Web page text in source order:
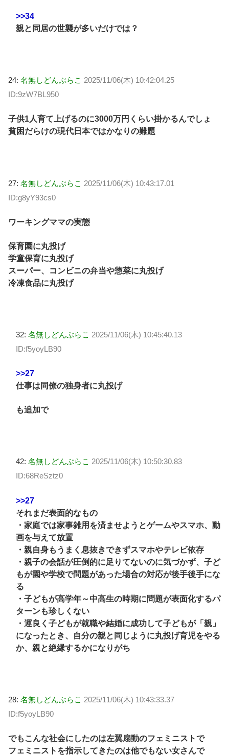
>>34
親と同居の世襲が多いだけでは？
24: 名無しどんぶらこ 2025/11/06(木) 10:42:04.25
ID:9zW7BL950
子供1人育て上げるのに3000万円くらい掛かるんでしょ
貧困だらけの現代日本ではかなりの難題
27: 名無しどんぶらこ 2025/11/06(木) 10:43:17.01
ID:g8yY93cs0
ワーキングママの実態
保育園に丸投げ
学童保育に丸投げ
スーパー、コンビニの弁当や惣菜に丸投げ
冷凍食品に丸投げ
32: 名無しどんぶらこ 2025/11/06(木) 10:45:40.13
ID:f5yoyLB90
>>27
仕事は同僚の独身者に丸投げ
も追加で
42: 名無しどんぶらこ 2025/11/06(木) 10:50:30.83
ID:68ReSztz0
>>27
それまだ表面的なもの
・家庭では家事雑用を済ませようとゲームやスマホ、動
画を与えて放置
・親自身もうまく息抜きできずスマホやテレビ依存
・親子の会話が圧倒的に足りてないのに気づかず、子ど
もが園や学校で問題があった場合の対応が後手後手にな
る
・子どもが高学年～中高生の時期に問題が表面化するパ
ターンも珍しくない
・運良く子どもが就職や結婚に成功して子どもが「親」
になったとき、自分の親と同じように丸投げ育児をやる
か、親と絶縁するかになりがち
28: 名無しどんぶらこ 2025/11/06(木) 10:43:33.37
ID:f5yoyLB90
でもこんな社会にしたのは左翼扇動のフェミニストで
フェミニストを指示してきたのは他でもない女さんで